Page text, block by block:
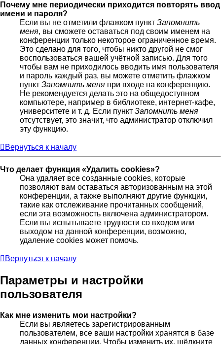
Почему мне периодически приходится повторять ввод
имени и пароля?
Если вы не отметили флажком пункт Запомнить
меня, вы сможете оставаться под своим именем на
конференции только некоторое ограниченное время.
Это сделано для того, чтобы никто другой не смог
воспользоваться вашей учётной записью. Для того
чтобы вам не приходилось вводить имя пользователя
и пароль каждый раз, вы можете отметить флажком
пункт Запомнить меня при входе на конференцию.
Не рекомендуется делать это на общедоступном
компьютере, например в библиотеке, интернет-кафе,
университете и т. д. Если пункт Запомнить меня
отсутствует, это значит, что администратор отключил
эту функцию.
Вернуться к началу
Что делает функция «Удалить cookies»?
Она удаляет все созданные cookies, которые
позволяют вам оставаться авторизованным на этой
конференции, а также выполняют другие функции,
такие как отслеживание прочитанных сообщений,
если эта возможность включена администратором.
Если вы испытываете трудности со входом или
выходом на данной конференции, возможно,
удаление cookies может помочь.
Вернуться к началу
Параметры и настройки
пользователя
Как мне изменить мои настройки?
Если вы являетесь зарегистрированным
пользователем, все ваши настройки хранятся в базе
данных конференции. Чтобы изменить их, щёлкните